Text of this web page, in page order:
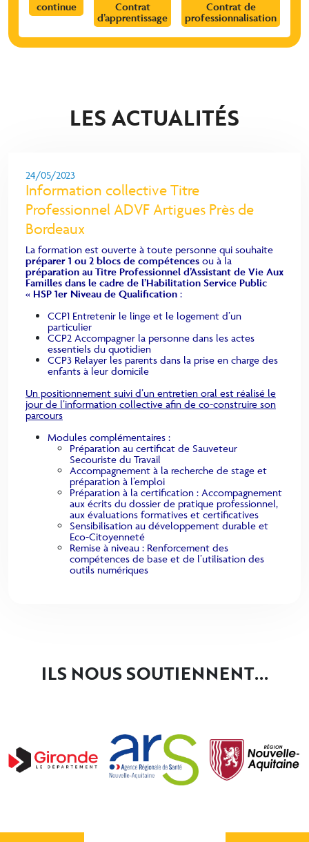
continue
Contrat
d’apprentissage
Contrat de
professionnalisation
LES ACTUALITÉS
24/05/2023
Information collective Titre
Professionnel ADVF Artigues Près de
Bordeaux
La formation est ouverte à toute personne qui souhaite
préparer 1 ou 2 blocs de compétences ou à la
préparation au Titre Professionnel d’Assistant de Vie Aux
Familles dans le cadre de l’Habilitation Service Public
« HSP 1er Niveau de Qualification :
CCP1 Entretenir le linge et le logement d’un
particulier
CCP2 Accompagner la personne dans les actes
essentiels du quotidien
CCP3 Relayer les parents dans la prise en charge des
enfants à leur domicile
Un positionnement suivi d’un entretien oral est réalisé le
jour de l’information collective afin de co-construire son
parcours
Modules complémentaires :
Préparation au certificat de Sauveteur
Secouriste du Travail
Accompagnement à la recherche de stage et
préparation à l’emploi
Préparation à la certification : Accompagnement
aux écrits du dossier de pratique professionnel,
aux évaluations formatives et certificatives
Sensibilisation au développement durable et
Eco-Citoyenneté
Remise à niveau : Renforcement des
compétences de base et de l’utilisation des
outils numériques
ILS NOUS SOUTIENNENT...